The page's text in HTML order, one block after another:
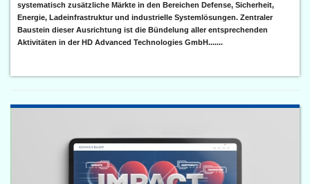
systematisch zusätzliche Märkte in den Bereichen Defense, Sicherheit,
Energie, Ladeinfrastruktur und industrielle Systemlösungen. Zentraler
Baustein dieser Ausrichtung ist die Bündelung aller entsprechenden
Aktivitäten in der HD Advanced Technologies GmbH.......